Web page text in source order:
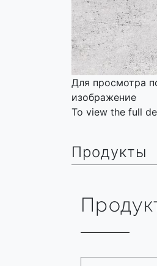
Для просмотра
изображение
To view the full
Продукты